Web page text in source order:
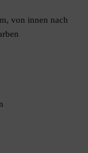
von innen nach